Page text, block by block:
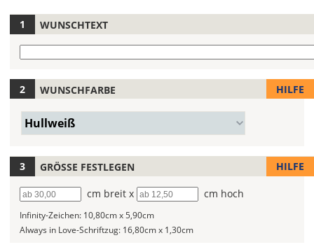
Hier
Du
Farbe
Deines
Autoaufklebers
fest!
Bei
mehrfarbigen
kannst
Du
die
WUNSCHTEXT
Gib
hier
Deinen
Wunschtext
WUNSCHFARBE HILFE
Farbe/n
(Wert
Hullweiß
GRÖSSE FESTLEGEN HILFE
Breite cm breit x Höhe cm hoch
Infinity-Zeichen: 10,80cm x 5,90cm
Always in Love-Schriftzug: 16,80cm x 1,30cm